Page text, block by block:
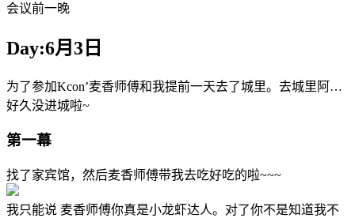
会议前一晚
Day:6月3日
为了参加Kcon’麦香师傅和我提前一天去了城里。去城里阿…
好久没进城啦~
第一幕
找了家宾馆，然后麦香师傅带我去吃好吃的啦~~~
我只能说 麦香师傅你真是小龙虾达人。对了你不是知道我不